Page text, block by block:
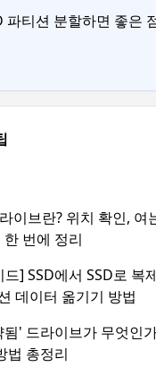
파티션 분할하면 좋은
이브란? 위치 확인, 여
번에 정리
] SSD에서 SSD로 복
데이터 옮기기 방법
' 드라이브가 무엇인
법 총정리